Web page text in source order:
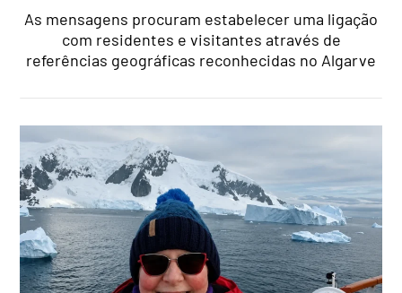
As mensagens procuram estabelecer uma ligação
com residentes e visitantes através de
referências geográficas reconhecidas no Algarve